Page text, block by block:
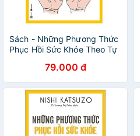
Sách - Những Phương Thức
Phục Hồi Sức Khỏe Theo Tự
79.000 đ